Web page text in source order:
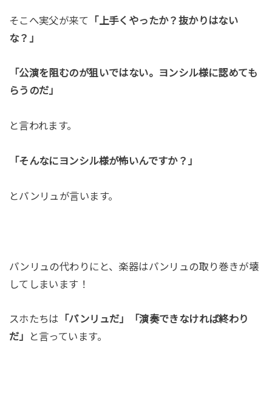
そこへ実父が来て 「上手くやったか？抜かりはない
な？」
「公演を阻むのが狙いではない。ヨンシル様に認めても
らうのだ」
と言われます。
「そんなにヨンシル様が怖いんですか？」
とパンリュが言います。
パンリュの代わりにと、楽器はパンリュの取り巻きが壊
してしまいます！
スホたちは 「パンリュだ」「演奏できなければ終わり
だ」
と言っています。